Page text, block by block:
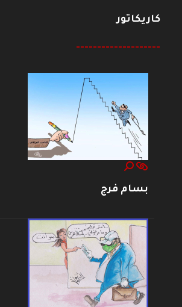
كاريكاتور
--------------------
بسام فرج